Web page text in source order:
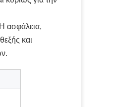
ασφάλεια,
και